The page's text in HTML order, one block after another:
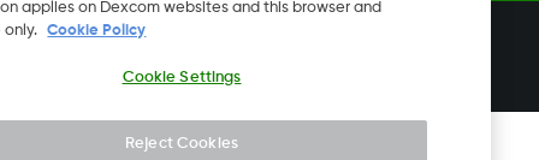
تغيير المنطقة
selection applies on Dexcom websites and this browser and
device only. Cookie Policy
Cookie Settings
Reject Cookies